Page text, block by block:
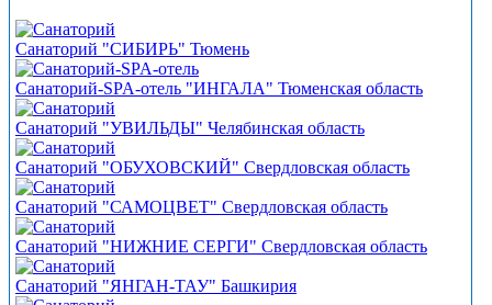
Санаторий "СИБИРЬ" Тюмень
Санаторий-SPA-отель "ИНГАЛА" Тюменская область
Санаторий "УВИЛЬДЫ" Челябинская область
Санаторий "ОБУХОВСКИЙ" Свердловская область
Санаторий "САМОЦВЕТ" Свердловская область
Санаторий "НИЖНИЕ СЕРГИ" Свердловская область
Санаторий "ЯНГАН-ТАУ" Башкирия